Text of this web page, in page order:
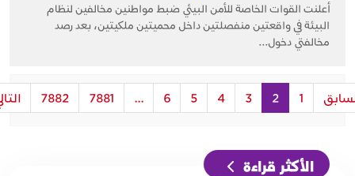
أعلنت القوات الخاصة للأمن البيئي ضبط مواطنين مخالفين لنظام
البيئة في واقعتين منفصلتين داخل محميتين ملكيتين، بعد رصد
مخالفتي دخول...
1
2
3
4
5
6
...
7881
7882
الأكثر قراءة